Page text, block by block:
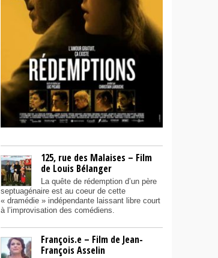
125, rue des Malaises – Film
de Louis Bélanger
La quête de rédemption d’un père
septuagénaire est au coeur de cette
« dramédie » indépendante laissant libre court
à l’improvisation des comédiens.
François.e – Film de Jean-
François Asselin